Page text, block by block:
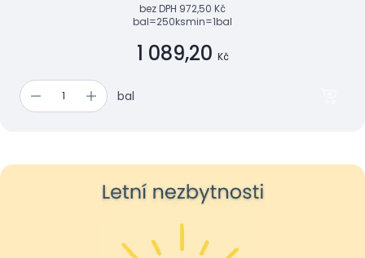
bez DPH 972,50 Kč
bal=250ksmin=1bal
1 089,20 Kč
bal